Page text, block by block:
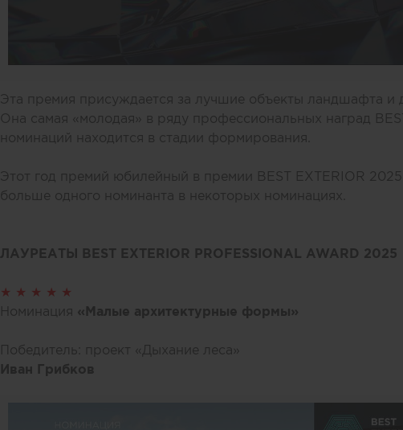
Эта премия присуждается за лучшие объекты ландшафта и
Она самая «молодая» в ряду профессиональных наград
номинаций находится в стадии формирования.
Этот год премий юбилейный в премии BEST EXTERIOR
больше одного номинанта в некоторых номинациях.
ЛАУРЕАТЫ BEST EXTERIOR PROFESSIONAL AWARD 2025
★ ★ ★ ★ ★
Номинация «Малые архитектурные формы»
Победитель: проект «Дыхание леса»
Иван Грибков